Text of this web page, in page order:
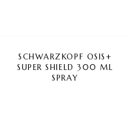
SCHWARZKOPF OSIS+
SUPER SHIELD 300 ML
SPRAY